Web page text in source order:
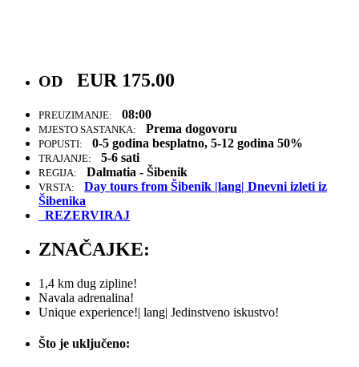
OD EUR 175.00
PREUZIMANJE: 08:00
MJESTO SASTANKA: Prema dogovoru
POPUSTI: 0-5 godina besplatno, 5-12 godina 50%
TRAJANJE: 5-6 sati
REGIJA: Dalmatia - Šibenik
VRSTA:
Day tours from Šibenik |lang| Dnevni izleti iz
Šibenika
REZERVIRAJ
ZNAČAJKE:
1,4 km dug zipline!
Navala adrenalina!
Unique experience!| lang| Jedinstveno iskustvo!
Što je uključeno: